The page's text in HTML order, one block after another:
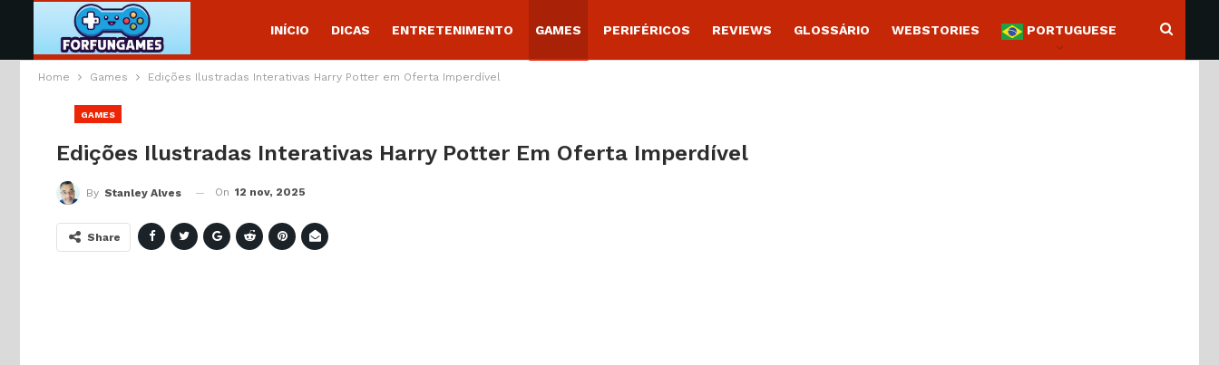
INÍCIO DICAS ENTRETENIMENTO GAMES PERIFÉRICOS REVIEWS GLOSSÁRIO WEBSTORIES PORTUGUESE
Home Games Edições Ilustradas Interativas Harry Potter em Oferta Imperdível
GAMES
Edições Ilustradas Interativas Harry Potter Em Oferta Imperdível
By Stanley Alves On 12 nov, 2025
Share